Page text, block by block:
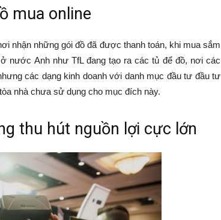
mua online
nhận những gói đồ đã được thanh toán, khi mua sắm
nước Anh như TfL đang tạo ra các tủ để đồ, nơi các
các dạng kinh doanh với danh mục đầu tư đầu tư
nhà chưa sử dụng cho mục đích này.
thu hút nguồn lợi cực lớn